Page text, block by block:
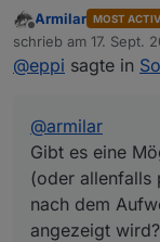
allenfalls per
Aufwecken
Herzlichen
Offline
Armilar MOST
schrieb am 17. Sept.
zuletzt editiert von
@eppi sagte in
@armilar
Gibt es eine
(oder allenfalls
nach dem
angezeigt wird?